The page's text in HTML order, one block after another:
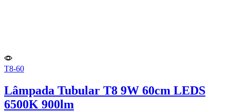
T8-60
Lâmpada Tubular T8 9W 60cm LEDS
6500K 900lm